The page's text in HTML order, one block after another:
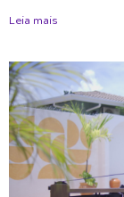
Leia mais